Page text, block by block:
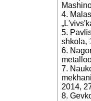
4.
5.
shkola,
6.
7.
2014,
8.